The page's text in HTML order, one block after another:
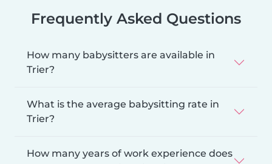
Frequently Asked Questions
How many babysitters are available in
Trier?
What is the average babysitting rate in
Trier?
How many years of work experience does